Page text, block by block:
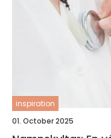
inspiration
01. October 2025